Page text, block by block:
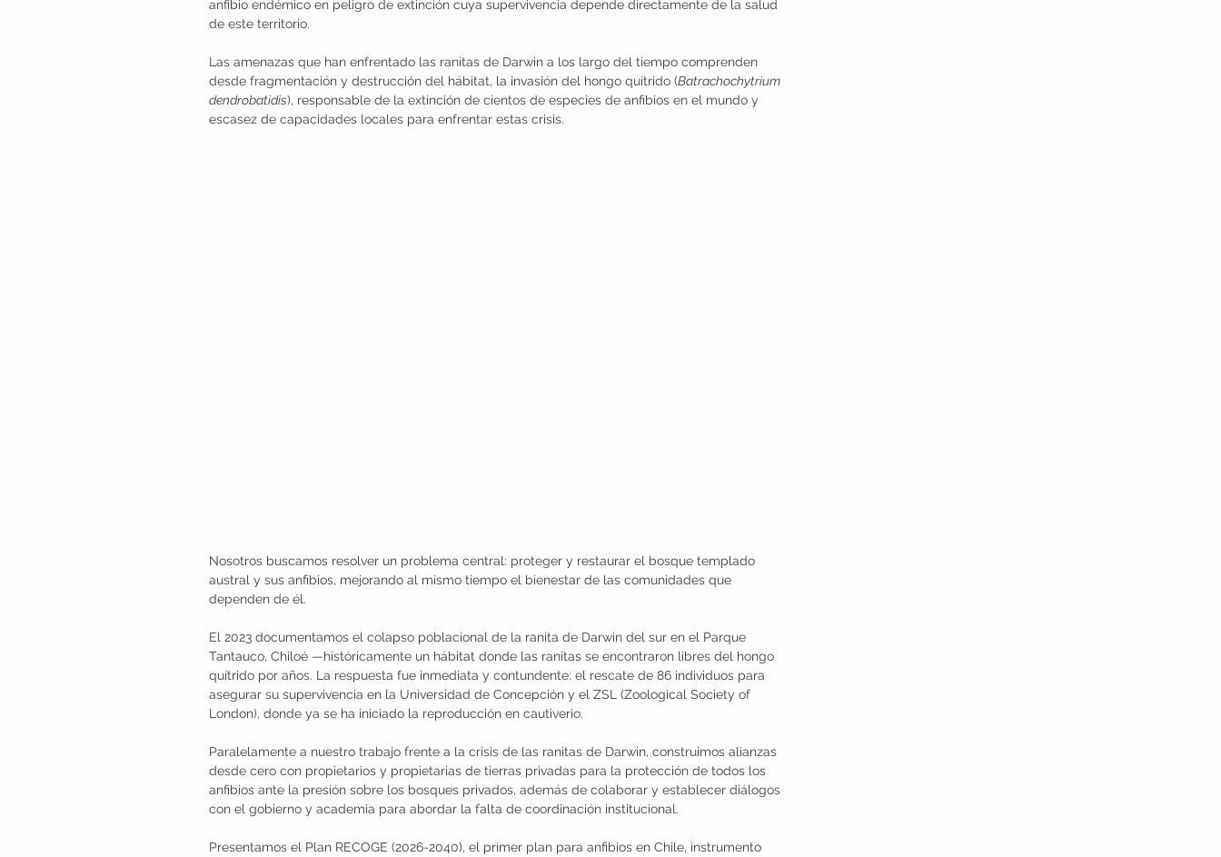
anfibio endémico en peligro de extinción cuya supervivencia depende directamente de la salud
de este territorio.
Las amenazas que han enfrentado las ranitas de Darwin a los largo del tiempo comprenden
desde fragmentación y destrucción del hábitat, la invasión del hongo quítrido (Batrachochytrium
dendrobatidis), responsable de la extinción de cientos de especies de anfibios en el mundo y
escasez de capacidades locales para enfrentar estas crisis.
Nosotros buscamos resolver un problema central: proteger y restaurar el bosque templado
austral y sus anfibios, mejorando al mismo tiempo el bienestar de las comunidades que
dependen de él.
El 2023 documentamos el colapso poblacional de la ranita de Darwin del sur en el Parque
Tantauco, Chiloé —históricamente un hábitat donde las ranitas se encontraron libres del hongo
quítrido por años. La respuesta fue inmediata y contundente: el rescate de 86 individuos para
asegurar su supervivencia en la Universidad de Concepción y el ZSL (Zoological Society of
London), donde ya se ha iniciado la reproducción en cautiverio.
Paralelamente a nuestro trabajo frente a la crisis de las ranitas de Darwin, construimos alianzas
desde cero con propietarios y propietarias de tierras privadas para la protección de todos los
anfibios ante la presión sobre los bosques privados, además de colaborar y establecer diálogos
con el gobierno y academia para abordar la falta de coordinación institucional.
Presentamos el Plan RECOGE (2026-2040), el primer plan para anfibios en Chile, instrumento